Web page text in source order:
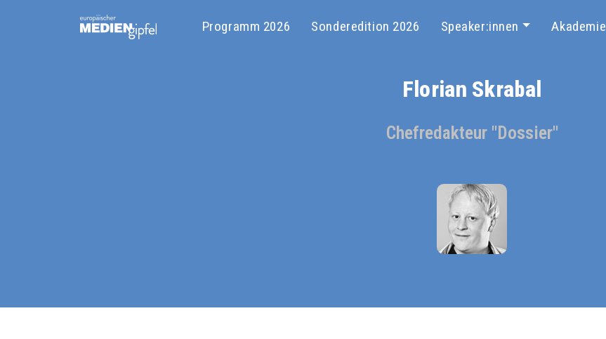
Programm 2026 Sonderedition 2026 Speaker:innen Akademie
Florian Skrabal
Chefredakteur "Dossier"